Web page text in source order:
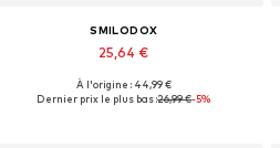
SMILODOX
25,64 €
Tailles disponibles: XS, S, M, XL
À l'origine : 44,99 €
Dernier prix le plus bas :26,99 €-5%